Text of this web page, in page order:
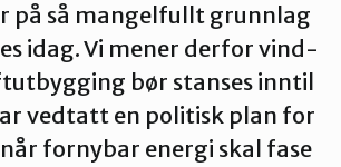
omegn
på så mangelfullt grunnlag
idag. Vi mener derfor vind-
bør stanses inntil
vedtatt en politisk plan for
fornybar energi skal fase